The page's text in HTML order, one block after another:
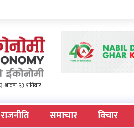
राजनीति समाचार विचार